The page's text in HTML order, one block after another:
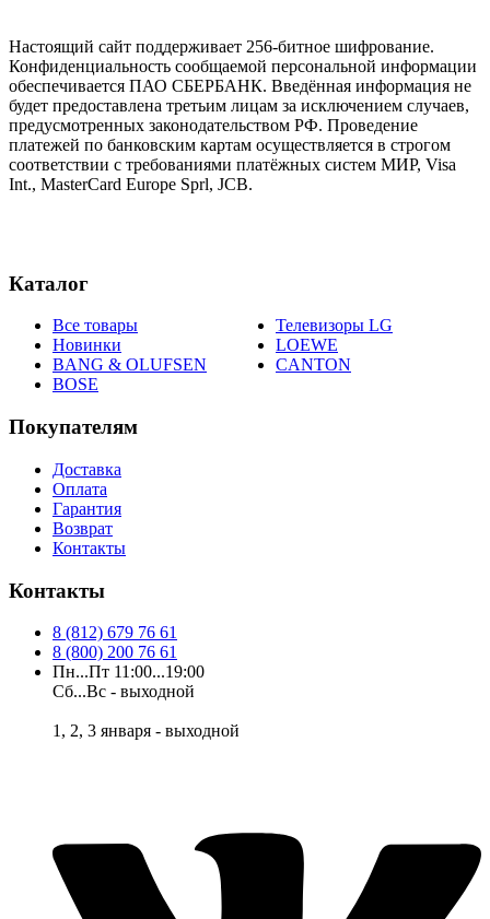
Настоящий сайт поддерживает 256-битное шифрование.
Конфиденциальность сообщаемой персональной информации
обеспечивается ПАО СБЕРБАНК. Введённая информация не
будет предоставлена третьим лицам за исключением случаев,
предусмотренных законодательством РФ. Проведение
платежей по банковским картам осуществляется в строгом
соответствии с требованиями платёжных систем МИР, Visa
Int., MasterCard Europe Sprl, JCB.
Каталог
Все товары
Новинки
BANG & OLUFSEN
BOSE
Телевизоры LG
LOEWE
CANTON
Покупателям
Доставка
Оплата
Гарантия
Возврат
Контакты
Контакты
8 (812) 679 76 61
8 (800) 200 76 61
Пн...Пт 11:00...19:00
Сб...Вс - выходной
1, 2, 3 января - выходной